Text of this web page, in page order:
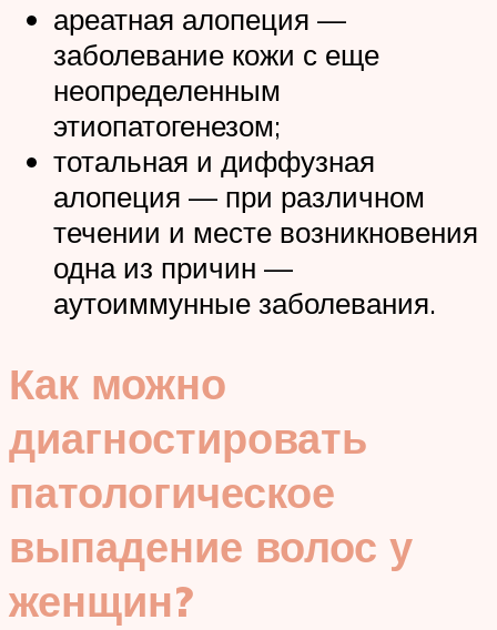
ареатная алопеция —
заболевание кожи с еще
неопределенным
этиопатогенезом;
тотальная и диффузная
алопеция — при различном
течении и месте возникновения
одна из причин —
аутоиммунные заболевания.
Как можно
диагностировать
патологическое
выпадение волос у
женщин?